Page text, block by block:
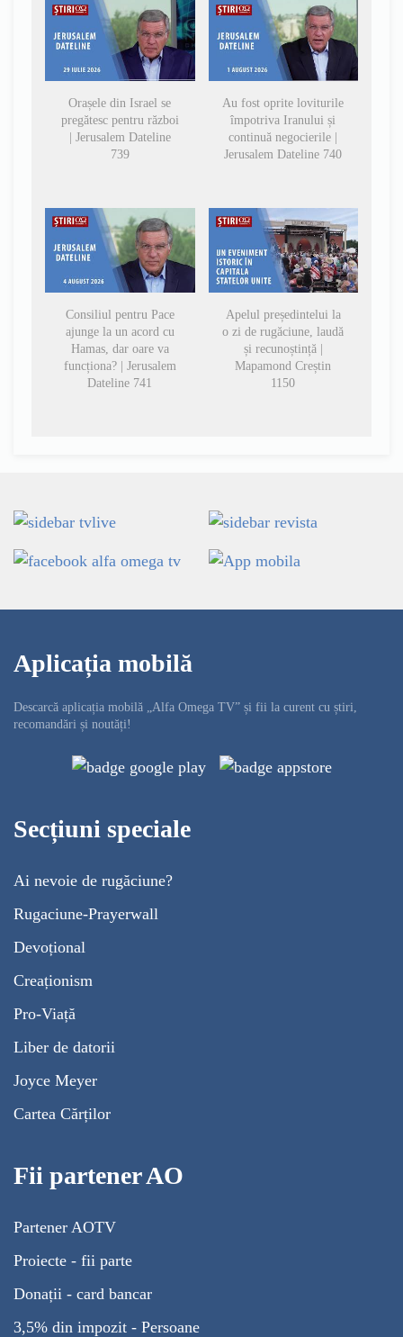
Orașele din Israel se
pregătesc pentru război
| Jerusalem Dateline
739
Au fost oprite loviturile
împotriva Iranului și
continuă negocierile |
Jerusalem Dateline 740
Consiliul pentru Pace
ajunge la un acord cu
Hamas, dar oare va
funcționa? | Jerusalem
Dateline 741
Apelul președintelui la
o zi de rugăciune, laudă
și recunoștință |
Mapamond Creștin
1150
Aplicația mobilă
Descarcă aplicația mobilă „Alfa Omega TV” și fii la curent cu știri,
recomandări și noutăți!
Secțiuni speciale
Ai nevoie de rugăciune?
Rugaciune-Prayerwall
Devoțional
Creaționism
Pro-Viață
Liber de datorii
Joyce Meyer
Cartea Cărților
Fii partener AO
Partener AOTV
Proiecte - fii parte
Donații - card bancar
3,5% din impozit - Persoane